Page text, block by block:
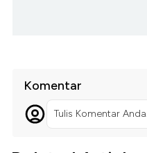
Komentar
Tulis Komentar